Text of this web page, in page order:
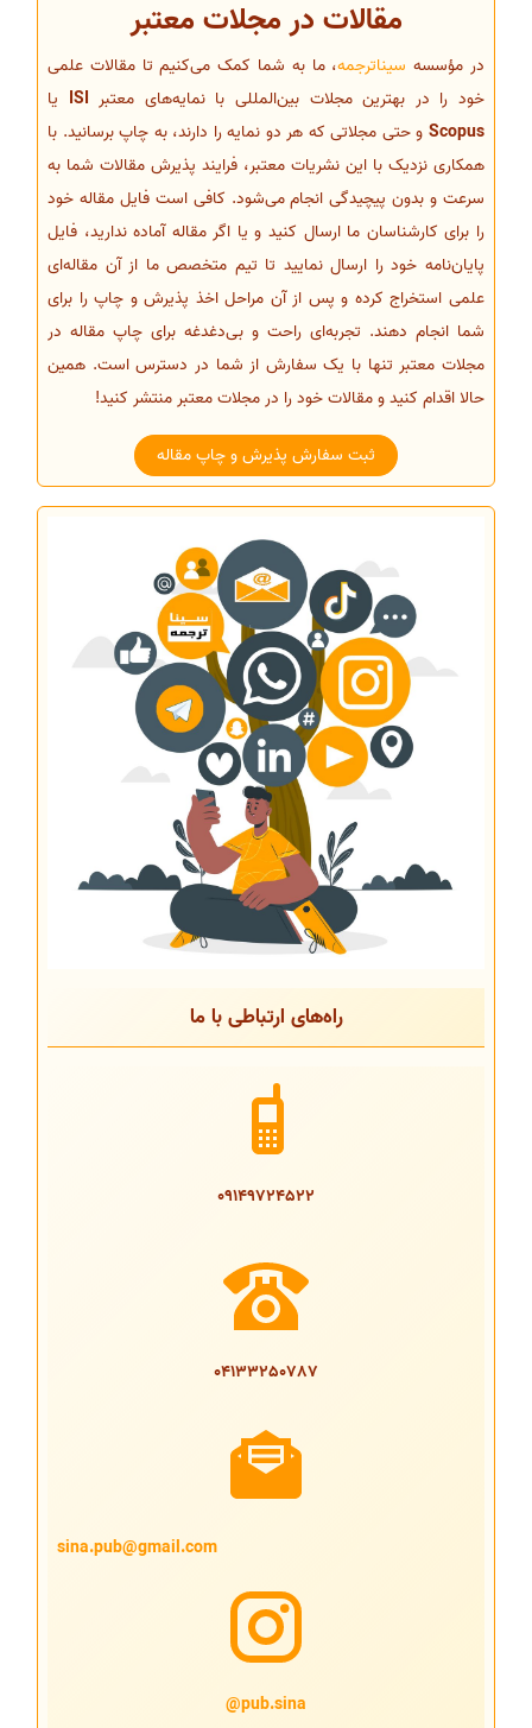
مقالات در مجلات معتبر
در مؤسسه سیناترجمه، ما به شما کمک می‌کنیم تا مقالات علمی
خود را در بهترین مجلات بین‌المللی با نمایه‌های معتبر ISI یا
Scopus و حتی مجلاتی که هر دو نمایه را دارند، به چاپ برسانید. با
همکاری نزدیک با این نشریات معتبر، فرایند پذیرش مقالات شما به
سرعت و بدون پیچیدگی انجام می‌شود. کافی است فایل مقاله خود
را برای کارشناسان ما ارسال کنید و یا اگر مقاله آماده ندارید، فایل
پایان‌نامه خود را ارسال نمایید تا تیم متخصص ما از آن مقاله‌ای
علمی استخراج کرده و پس از آن مراحل اخذ پذیرش و چاپ را برای
شما انجام دهند. تجربه‌ای راحت و بی‌دغدغه برای چاپ مقاله در
مجلات معتبر تنها با یک سفارش از شما در دسترس است. همین
حالا اقدام کنید و مقالات خود را در مجلات معتبر منتشر کنید!
ثبت سفارش پذیرش و چاپ مقاله
راه‌های ارتباطی با ما
09149724522
04133250787
sina.pub@gmail.com
pub.sina@